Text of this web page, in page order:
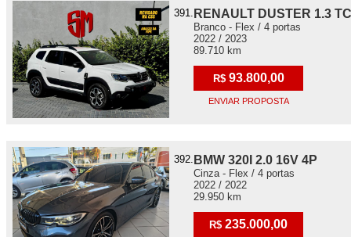
391. RENAULT DUSTER 1.3
Branco - Flex / 4 portas
2022 / 2023
89.710 km
R$ 93.800,00
ENVIAR PROPOSTA
392. BMW 320I 2.0 16V 4P
Cinza - Flex / 4 portas
2022 / 2022
29.950 km
R$ 235.000,00